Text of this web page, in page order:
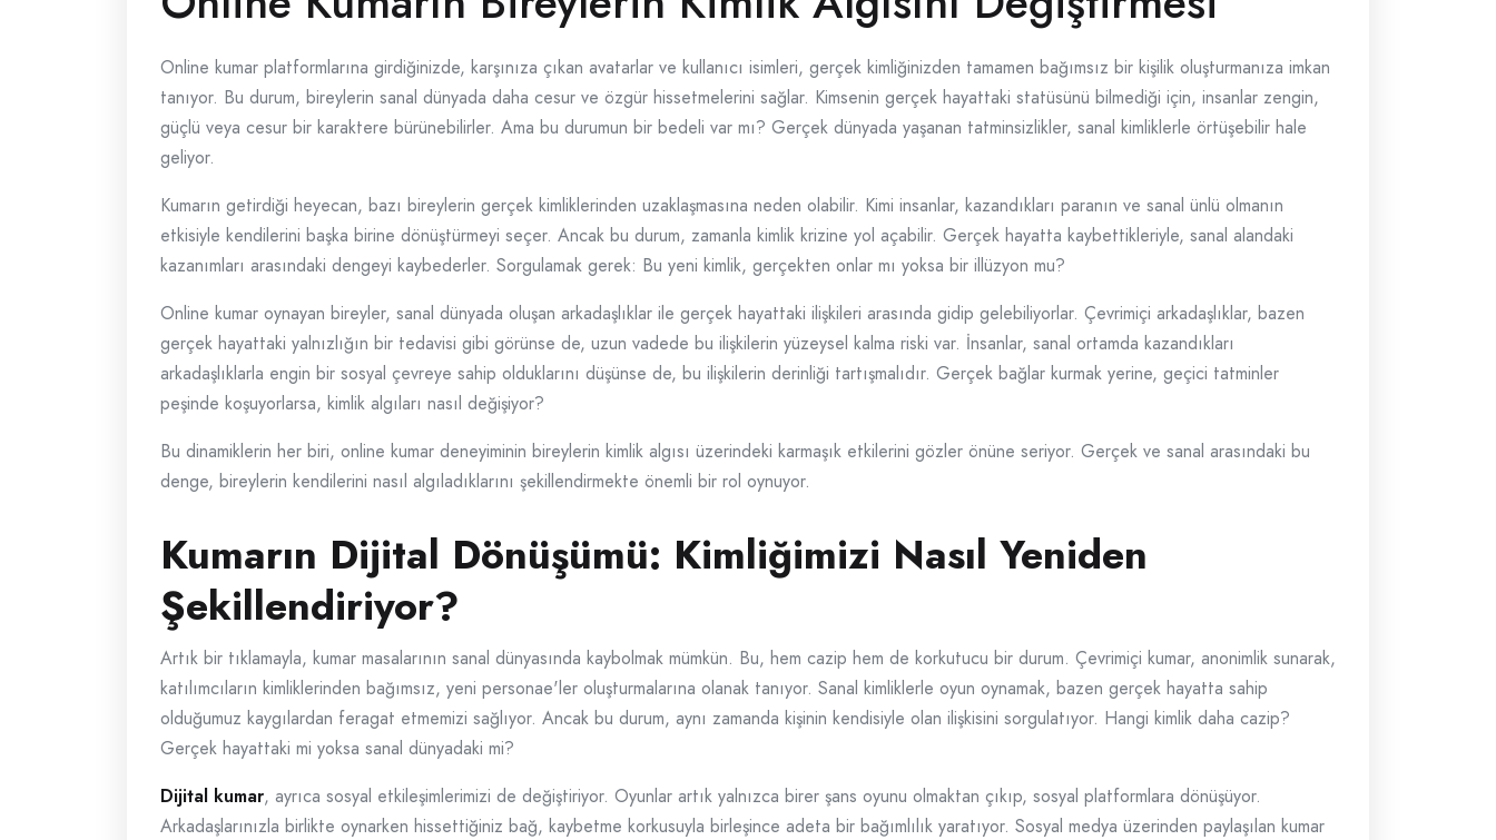
Online kumar platformlarına girdiğinizde, karşınıza çıkan avatarlar ve kullanıcı isimleri, gerçek kimliğinizden tamamen bağımsız bir kişilik oluşturmanıza imkan
tanıyor. Bu durum, bireylerin sanal dünyada daha cesur ve özgür hissetmelerini sağlar. Kimsenin gerçek hayattaki statüsünü bilmediği için, insanlar zengin,
güçlü veya cesur bir karaktere bürünebilirler. Ama bu durumun bir bedeli var mı? Gerçek dünyada yaşanan tatminsizlikler, sanal kimliklerle örtüşebilir hale
geliyor.
Kumarın getirdiği heyecan, bazı bireylerin gerçek kimliklerinden uzaklaşmasına neden olabilir. Kimi insanlar, kazandıkları paranın ve sanal ünlü olmanın
etkisiyle kendilerini başka birine dönüştürmeyi seçer. Ancak bu durum, zamanla kimlik krizine yol açabilir. Gerçek hayatta kaybettikleriyle, sanal alandaki
kazanımları arasındaki dengeyi kaybederler. Sorgulamak gerek: Bu yeni kimlik, gerçekten onlar mı yoksa bir illüzyon mu?
Online kumar oynayan bireyler, sanal dünyada oluşan arkadaşlıklar ile gerçek hayattaki ilişkileri arasında gidip gelebiliyorlar. Çevrimiçi arkadaşlıklar, bazen
gerçek hayattaki yalnızlığın bir tedavisi gibi görünse de, uzun vadede bu ilişkilerin yüzeysel kalma riski var. İnsanlar, sanal ortamda kazandıkları
arkadaşlıklarla engin bir sosyal çevreye sahip olduklarını düşünse de, bu ilişkilerin derinliği tartışmalıdır. Gerçek bağlar kurmak yerine, geçici tatminler
peşinde koşuyorlarsa, kimlik algıları nasıl değişiyor?
Bu dinamiklerin her biri, online kumar deneyiminin bireylerin kimlik algısı üzerindeki karmaşık etkilerini gözler önüne seriyor. Gerçek ve sanal arasındaki bu
denge, bireylerin kendilerini nasıl algıladıklarını şekillendirmekte önemli bir rol oynuyor.
Kumarın Dijital Dönüşümü: Kimliğimizi Nasıl Yeniden
Şekillendiriyor?
Artık bir tıklamayla, kumar masalarının sanal dünyasında kaybolmak mümkün. Bu, hem cazip hem de korkutucu bir durum. Çevrimiçi kumar, anonimlik sunarak,
katılımcıların kimliklerinden bağımsız, yeni personae'ler oluşturmalarına olanak tanıyor. Sanal kimliklerle oyun oynamak, bazen gerçek hayatta sahip
olduğumuz kaygılardan feragat etmemizi sağlıyor. Ancak bu durum, aynı zamanda kişinin kendisiyle olan ilişkisini sorgulatıyor. Hangi kimlik daha cazip?
Gerçek hayattaki mi yoksa sanal dünyadaki mi?
Dijital kumar, ayrıca sosyal etkileşimlerimizi de değiştiriyor. Oyunlar artık yalnızca birer şans oyunu olmaktan çıkıp, sosyal platformlara dönüşüyor.
Arkadaşlarınızla birlikte oynarken hissettiğiniz bağ, kaybetme korkusuyla birleşince adeta bir bağımlılık yaratıyor. Sosyal medya üzerinden paylaşılan kumar